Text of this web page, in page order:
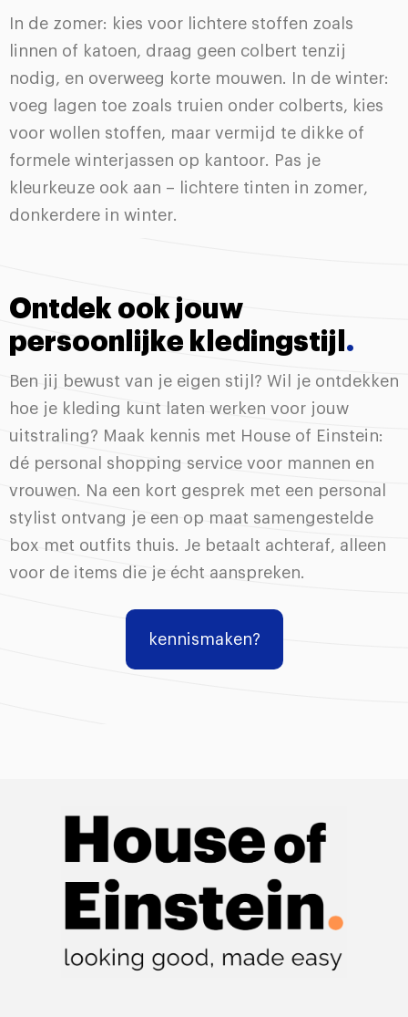
In de zomer: kies voor lichtere stoffen zoals
linnen of katoen, draag geen colbert tenzij
nodig, en overweeg korte mouwen. In de winter:
voeg lagen toe zoals truien onder colberts, kies
voor wollen stoffen, maar vermijd te dikke of
formele winterjassen op kantoor. Pas je
kleurkeuze ook aan – lichtere tinten in zomer,
donkerdere in winter.
Ontdek ook jouw
persoonlijke kledingstijl .
Ben jij bewust van je eigen stijl? Wil je ontdekken
hoe je kleding kunt laten werken voor jouw
uitstraling? Maak kennis met House of Einstein:
dé personal shopping service voor mannen en
vrouwen. Na een kort gesprek met een personal
stylist ontvang je een op maat samengestelde
box met outfits thuis. Je betaalt achteraf, alleen
voor de items die je écht aanspreken.
kennismaken?